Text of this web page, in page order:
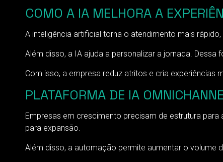
COMO A IA MELHORA A
A inteligência artificial torna o atendimento mais
Além disso, a IA ajuda a personalizar a jornada.
Com isso, a empresa reduz atritos e cria experiências
PLATAFORMA DE IA
Empresas em crescimento precisam de estrutura
para expansão.
Além disso, a automação permite aumentar o volume